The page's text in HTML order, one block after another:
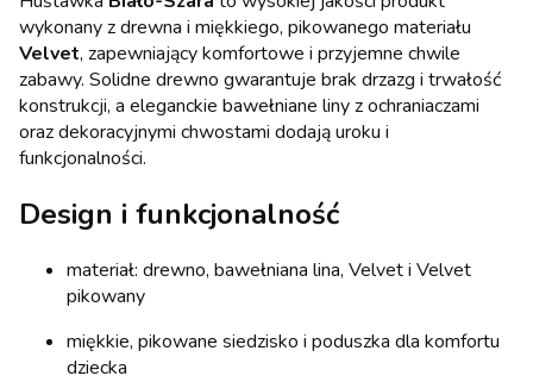
wykonany z drewna i miękkiego, pikowanego materiału
Velvet, zapewniający komfortowe i przyjemne chwile
zabawy. Solidne drewno gwarantuje brak drzazg i trwałość
konstrukcji, a eleganckie bawełniane liny z ochraniaczami
oraz dekoracyjnymi chwostami dodają uroku i
funkcjonalności.
Design i funkcjonalność
materiał: drewno, bawełniana lina, Velvet i Velvet
pikowany
miękkie, pikowane siedzisko i poduszka dla komfortu
dziecka